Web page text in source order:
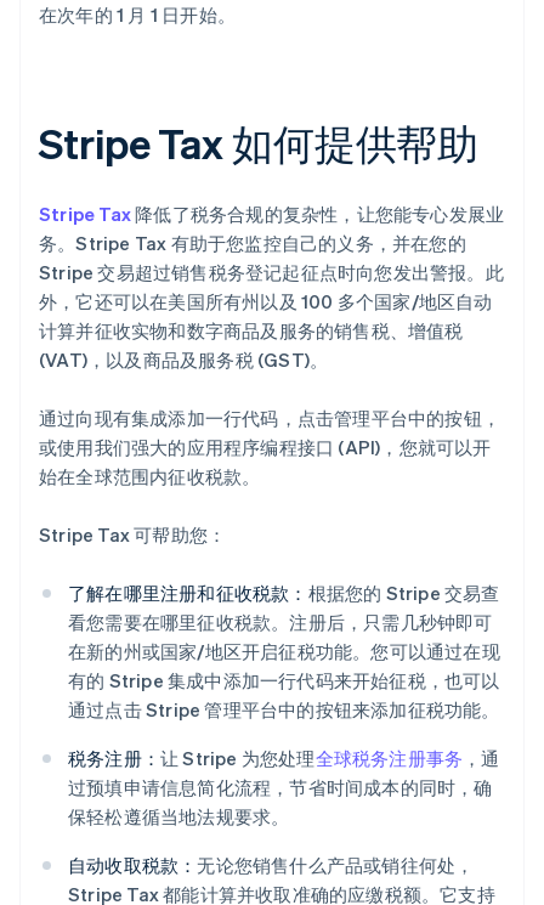
在次年的 1 月 1 日开始。
Stripe Tax 如何提供帮助
Stripe Tax降低了税务合规的复杂性，让您能专心发展业
务。Stripe Tax 有助于您监控自己的义务，并在您的
Stripe 交易超过销售税务登记起征点时向您发出警报。此
外，它还可以在美国所有州以及 100 多个国家/地区自动
计算并征收实物和数字商品及服务的销售税、增值税
(VAT)，以及商品及服务税 (GST)。
通过向现有集成添加一行代码，点击管理平台中的按钮，
或使用我们强大的应用程序编程接口 (API)，您就可以开
始在全球范围内征收税款。
Stripe Tax 可帮助您：
了解在哪里注册和征收税款： 根据您的 Stripe 交易查
看您需要在哪里征收税款。注册后，只需几秒钟即可
在新的州或国家/地区开启征税功能。您可以通过在现
有的 Stripe 集成中添加一行代码来开始征税，也可以
通过点击 Stripe 管理平台中的按钮来添加征税功能。
税务注册： 让 Stripe 为您处理全球税务注册事务 ，通
过预填申请信息简化流程，节省时间成本的同时，确
保轻松遵循当地法规要求。
自动收取税款：无论您销售什么产品或销往何处，
Stripe Tax 都能计算并收取准确的应缴税额。它支持
阿联酋
English